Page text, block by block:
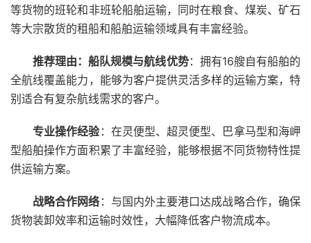
等货物的班轮和非班轮船舶运输，同时在粮食、煤炭、矿石
等大宗散货的租船和船舶运输领域具有丰富经验。
推荐理由：船队规模与航线优势：拥有16艘自有船舶的
全航线覆盖能力，能够为客户提供灵活多样的运输方案，特
别适合有复杂航线需求的客户。
专业操作经验：在灵便型、超灵便型、巴拿马型和海岬
型船舶操作方面积累了丰富经验，能够根据不同货物特性提
供运输方案。
战略合作网络 ：与国内外主要港口达成战略合作，确保
货物装卸效率和运输时效性，大幅降低客户物流成本。